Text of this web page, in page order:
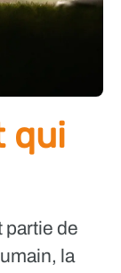
qui
partie de
la